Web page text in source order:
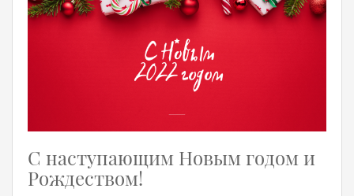
С наступающим Новым годом и
Рождеством!